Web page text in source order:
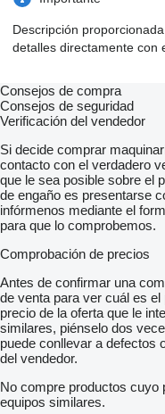
Descripción
detalles directamente con
Consejos de compra
Consejos de seguridad
Verificación del vendedor
Si decide comprar
contacto con el verdadero
que le sea posible sobre el
de engaño es presentarse
infórmenos mediante el
para que lo comprobemos.
Comprobación de precios
Antes de confirmar una
de venta para ver cuál es
precio de la oferta que le
similares, piénselo dos
puede conllevar a defectos
del vendedor.
No compre productos cuyo
equipos similares.